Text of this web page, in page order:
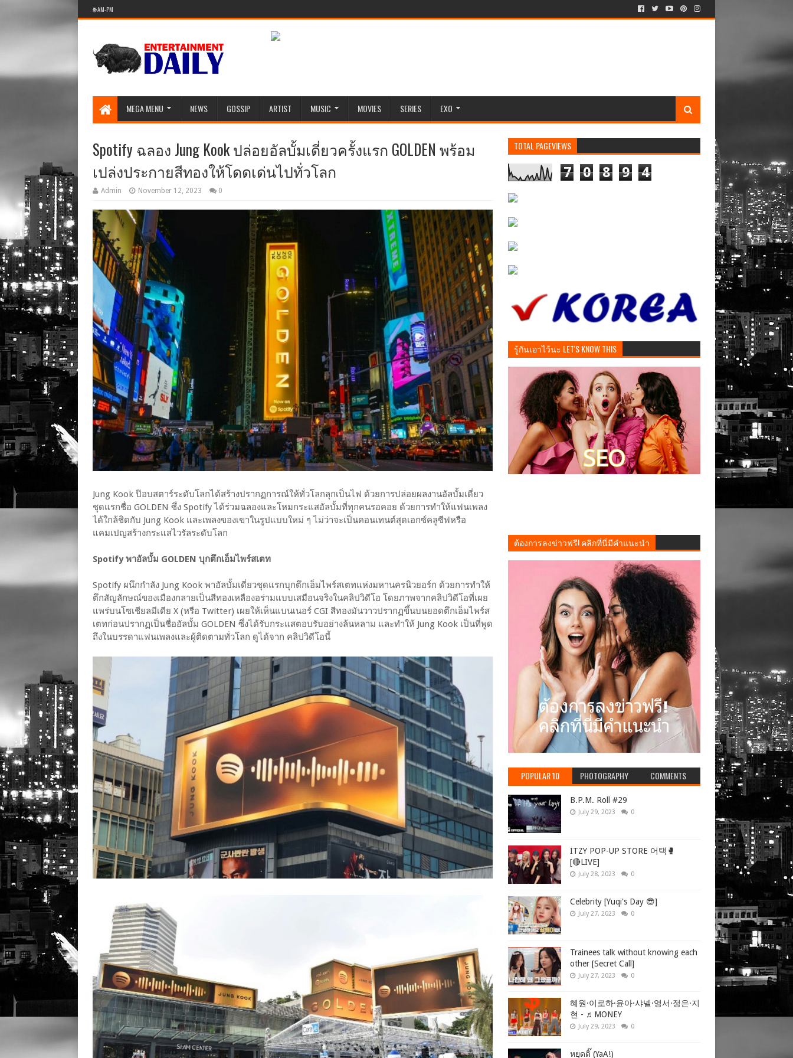
🌐 AM-PM
MEGA MENU NEWS GOSSIP ARTIST MUSIC MOVIES SERIES EXO
Spotify ฉลอง Jung Kook ปล่อยอัลบั้มเดี่ยวครั้งแรก GOLDEN พร้อม
เปล่งประกายสีทองให้โดดเด่นไปทั่วโลก
Admin November 12, 2023 0
Jung Kook ป๊อบสตาร์ระดับโลกได้สร้างปรากฏการณ์ให้ทั่วโลกลุกเป็นไฟ ด้วยการปล่อยผลงานอัลบั้มเดี่ยว
ชุดแรกชื่อ GOLDEN ซึ่ง Spotify ได้ร่วมฉลองและโหมกระแสอัลบั้มที่ทุกคนรอคอย ด้วยการทำให้แฟนเพลง
ได้ใกล้ชิดกับ Jung Kook และเพลงของเขาในรูปแบบใหม่ ๆ ไม่ว่าจะเป็นคอนเทนต์สุดเอกซ์คลูซีฟหรือ
แคมเปญสร้างกระแสไวรัลระดับโลก
Spotify พาอัลบั้ม GOLDEN บุกตึกเอ็มไพร์สเตท
Spotify ผนึกกำลัง Jung Kook พาอัลบั้มเดี่ยวชุดแรกบุกตึกเอ็มไพร์สเตทแห่งมหานครนิวยอร์ก ด้วยการทำให้
ตึกสัญลักษณ์ของเมืองกลายเป็นสีทองเหลืองอร่ามแบบเสมือนจริงในคลิปวิดีโอ โดยภาพจากคลิปวิดีโอที่เผย
แพร่บนโซเชียลมีเดีย X (หรือ Twitter) เผยให้เห็นแบนเนอร์ CGI สีทองมันวาวปรากฏขึ้นบนยอดตึกเอ็มไพร์ส
เตทก่อนปรากฏเป็นชื่ออัลบั้ม GOLDEN ซึ่งได้รับกระแสตอบรับอย่างล้นหลาม และทำให้ Jung Kook เป็นที่พูด
ถึงในบรรดาแฟนเพลงและผู้ติดตามทั่วโลก ดูได้จาก คลิปวิดีโอนี้
TOTAL PAGEVIEWS
7 0 8 9 4
รู้กันเอาไว้นะ LET'S KNOW THIS
ต้องการลงข่าวฟรี! คลิกที่นี่มีคำแนะนำ
POPULAR 10 PHOTOGRAPHY COMMENTS
B.P.M. Roll #29
July 29, 2023 0
ITZY POP-UP STORE 어택🥊
[🔴LIVE]
July 28, 2023 0
Celebrity [Yuqi's Day 😎]
July 27, 2023 0
Trainees talk without knowing each
other [Secret Call]
July 27, 2023 0
혜원·이로하·윤아·샤넬·영서·정은·지
현 - ♬MONEY
July 29, 2023 0
หยุดดิ๊ (YaA!)